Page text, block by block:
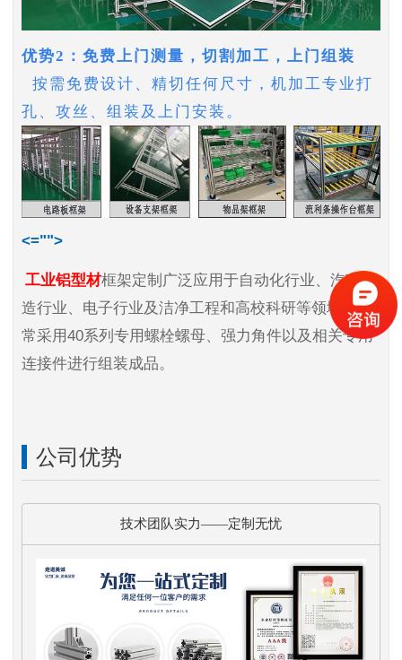
优势2：免费上门测量，切割加工，上门组装
按需免费设计、精切任何尺寸，机加工专业打
孔、攻丝、组装及上门安装。
<="">
工业铝型材框架定制广泛应用于自动化行业、汽车制
造行业、电子行业及洁净工程和高校科研等领域，通
常采用40系列专用螺栓螺母、强力角件以及相关专用
连接件进行组装成品。
公司优势
技术团队实力——定制无忧